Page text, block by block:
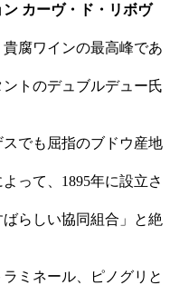
カーヴ・ド・リボヴ
腐ワインの最高峰であ
トのデュブルデュー氏
でも屈指のブドウ産地
って、1895年に設立さ
らしい協同組合」と絶
ミネール、ピノグリと